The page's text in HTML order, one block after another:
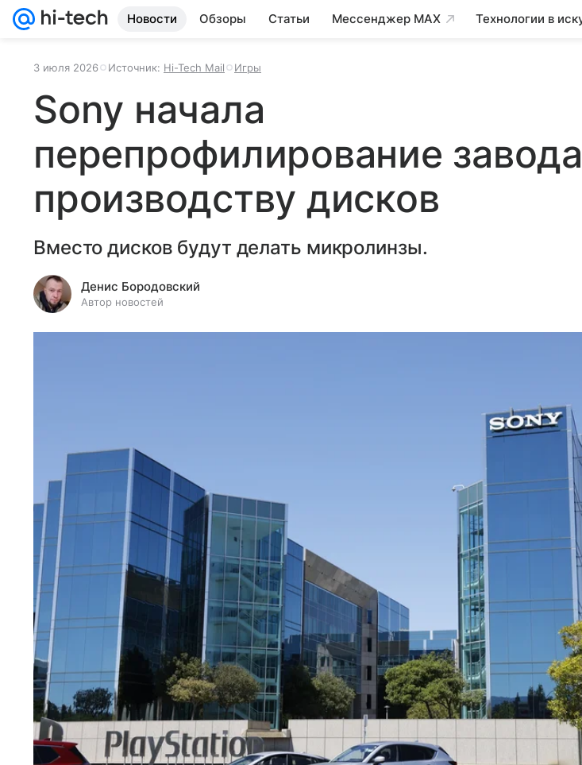
Новости Обзоры Статьи Мессенджер MAX Технологии в
3 июля 2026 Источник: Hi-Tech Mail Игры
Sony начала
перепрофилирование
производству дисков
Вместо дисков будут делать микролинзы.
Денис Бородовский
Автор новостей